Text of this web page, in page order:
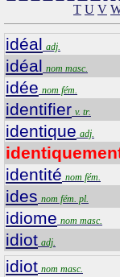
T U V
idéal adj.
idéal nom masc.
idée nom fém.
identifier v. tr.
identique adj.
identité nom fém.
ides nom fém. pl.
idiome nom masc.
idiot adj.
idiot nom masc.